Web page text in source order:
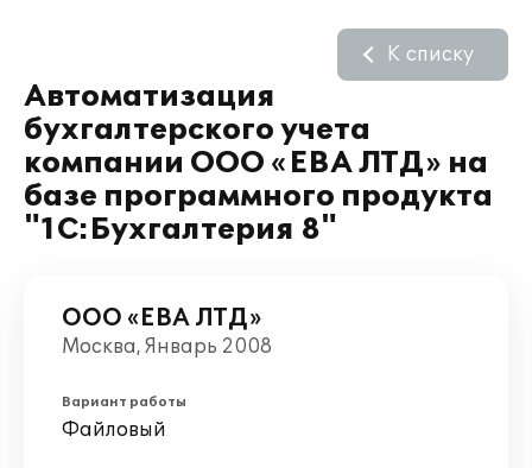
Автоматизация
бухгалтерского учета
компании ООО «ЕВА ЛТД» на
базе программного продукта
"1С:Бухгалтерия 8"
К списку
ООО «ЕВА ЛТД»
Москва, Январь 2008
Вариант работы
Файловый